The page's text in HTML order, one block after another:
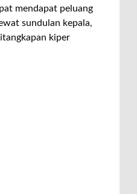
mendapat peluang
sundulan kepala,
kiper